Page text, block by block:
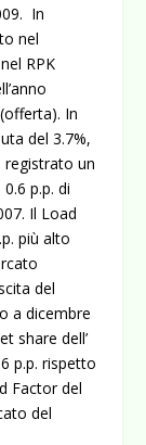
In
nel
RPK
In
del 3.7%,
registrato un
p.p. di
Il Load
più alto
del
a dicembre
share dell’
p.p. rispetto
Factor del
del